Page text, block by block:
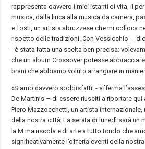
rappresenta davvero i miei istanti di vita, il
musica, dalla lirica alla musica da camera,
e Tosti, un artista abruzzese che mi colloca
rispetto delle tradizioni. Con Vessicchio -
- è stata fatta una scelta ben precisa:
che un album Crossover potesse
brani che abbiamo voluto arrangiare in
«Siamo davvero soddisfatti - afferma
De Martinis – di essere riusciti a riportare
Piero Mazzocchetti, un artista
della nostra città. La serata di lunedì sarà un
la M maiuscola e di arte a tutto tondo che
significativamente l’offerta eventi della nostra